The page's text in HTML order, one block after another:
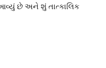
છે અને શું તાત્કાલિક